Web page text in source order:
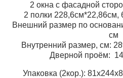
2 окна с фасадной
2 полки 228,6см*22,86см,
Внешний размер по
см
Внутренний размер, см:
Дверной проём:
Упаковка (2кор.):